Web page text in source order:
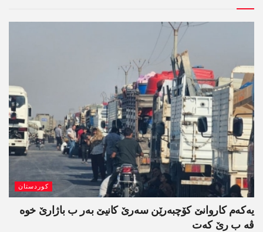
کوردستان
یەکەم کاروانێ کۆچبەرێن سەرێ کانیێ بەر ب باژارێ خوە
ڤە ب رێ کەت